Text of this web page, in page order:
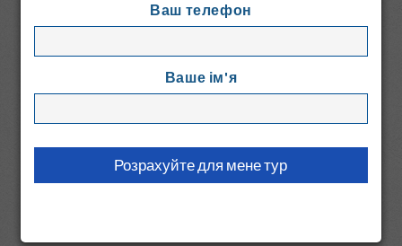
Іспанія
Іспанія
Ваш телефон
Ваше ім'я